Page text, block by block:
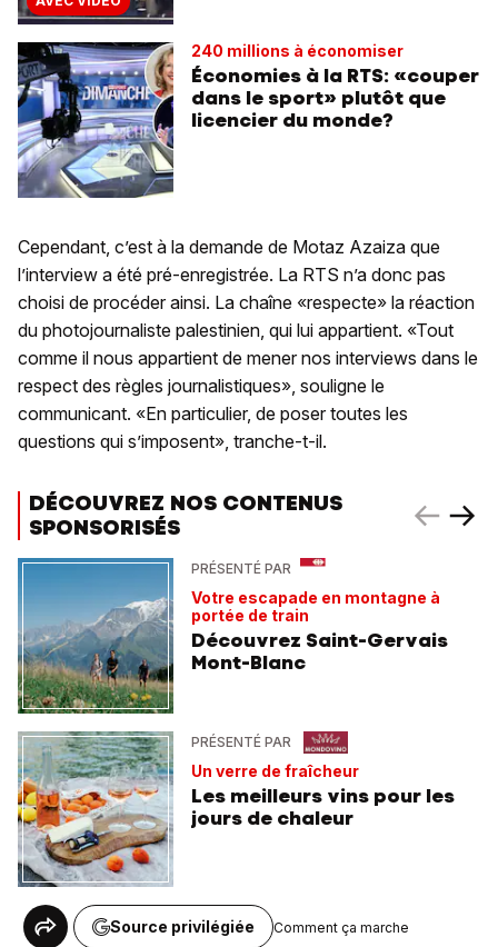
240 millions à économiser
Économies à la RTS: «couper
dans le sport» plutôt que
licencier du monde?
Cependant, c’est à la demande de Motaz Azaiza que
l’interview a été pré-enregistrée. La RTS n’a donc pas
choisi de procéder ainsi. La chaîne «respecte» la réaction
du photojournaliste palestinien, qui lui appartient. «Tout
comme il nous appartient de mener nos interviews dans le
respect des règles journalistiques», souligne le
communicant. «En particulier, de poser toutes les
questions qui s’imposent», tranche-t-il.
DÉCOUVREZ NOS CONTENUS
SPONSORISÉS
PRÉSENTÉ PAR
Votre escapade en montagne à
portée de train
Découvrez Saint-Gervais
Mont-Blanc
PRÉSENTÉ PAR
Un verre de fraîcheur
Les meilleurs vins pour les
jours de chaleur
Source privilégiée Comment ça marche